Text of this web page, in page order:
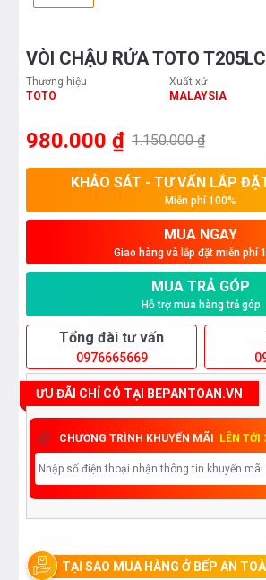
VÒI CHẬU RỬA TOTO
Thương hiệu
TOTO
Xuất xứ
MALAYSIA
980.000 ₫ 1.150.000 ₫
KHẢO SÁT - TƯ VẤN LẮP
Miễn phí 100%
MUA NGAY
Giao hàng và lắp đặt miễn phí
MUA TRẢ GÓP
Hỗ trợ mua hàng trả góp
Tổng đài tư vấn
0976665669
ƯU ĐÃI CHỈ CÓ TẠI BEPANTOAN.VN
CHƯƠNG TRÌNH KHUYẾN MÃI LÊN TỚI
TẠI SAO MUA HÀNG Ở BẾP AN